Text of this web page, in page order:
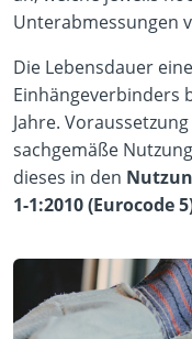
Unterabmessungen
Die Lebensdauer
Einhängeverbinders
Jahre.
sachgemäße
dieses in den
1-1:2010 (Eurocode